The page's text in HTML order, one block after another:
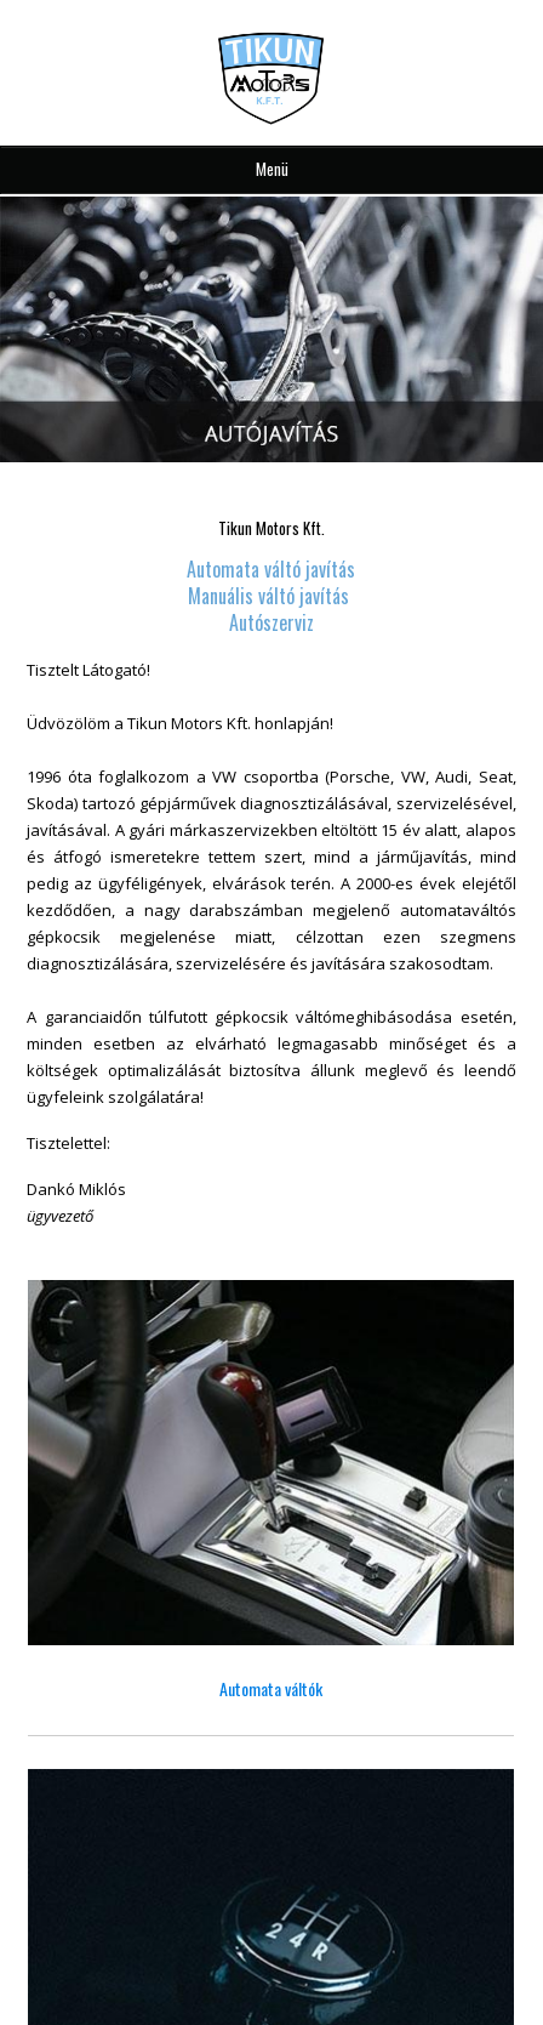
Menü
Tikun Motors Kft.
Automata váltó javítás
Manuális váltó javítás
Autószerviz
Tisztelt Látogató!
Üdvözölöm a Tikun Motors Kft. honlapján!
1996 óta foglalkozom a VW csoportba (Porsche, VW, Audi, Seat,
Skoda) tartozó gépjárművekdiagnosztizálásával, szervizelésével,
javításával. A gyári márkaszervizekben eltöltött 15 év alatt, alapos
és átfogó ismeretekre tettem szert, mind a járműjavítás, mind
pedig az ügyféligények, elvárások terén. A 2000­-es évek elejétől
kezdődően, a nagy darabszámban megjelenő automataváltós
gépkocsik megjelenése miatt, célzottan ezen szegmens
diagnosztizálására, szervizelésére és javítására szakosodtam.
A garanciaidőn túlfutott gépkocsik váltómeghibásodása esetén,
minden esetben az elvárható legmagasabb minőséget és a
költségek optimalizálását biztosítva állunk meglevő és leendő
ügyfeleink szolgálatára!
Tisztelettel:
Dankó Miklós
ügyvezető
Automata váltók